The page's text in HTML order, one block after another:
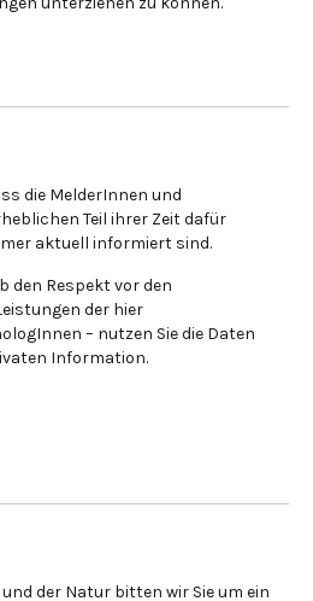
die MelderInnen und
Teil ihrer Zeit dafür
aktuell informiert sind.
den Respekt vor den
der hier
– nutzen Sie die Daten
Information.
der Natur bitten wir Sie um ein